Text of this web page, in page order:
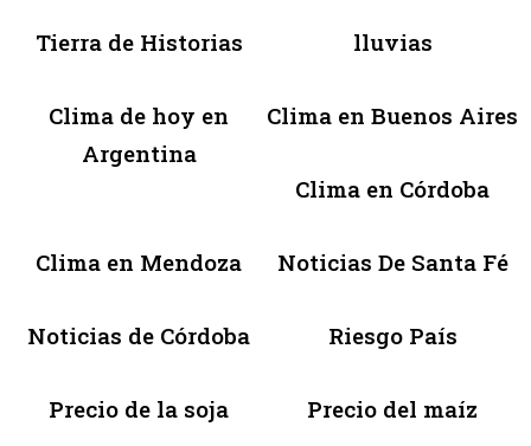
Tierra de Historias lluvias
Clima de hoy en
Argentina
Clima en Buenos Aires
Clima en Córdoba
Clima en Mendoza Noticias De Santa Fé
Noticias de Córdoba Riesgo País
Precio de la soja Precio del maíz